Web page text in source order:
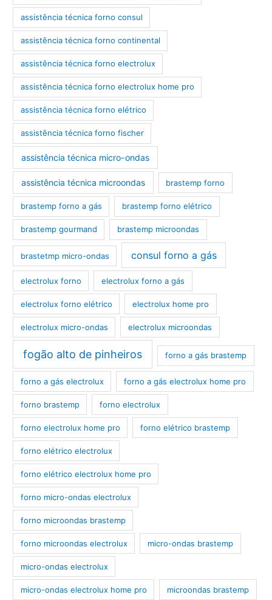
assistência técnica forno consul
assistência técnica forno continental
assistência técnica forno electrolux
assistência técnica forno electrolux home pro
assistência técnica forno elétrico
assistência técnica forno fischer
assistência técnica micro-ondas
assistência técnica microondas brastemp forno
brastemp forno a gás brastemp forno elétrico
brastemp gourmand brastemp microondas
brastetmp micro-ondas consul forno a gás
electrolux forno electrolux forno a gás
electrolux forno elétrico electrolux home pro
electrolux micro-ondas electrolux microondas
fogão alto de pinheiros forno a gás brastemp
forno a gás electrolux forno a gás electrolux home pro
forno brastemp forno electrolux
forno electrolux home pro forno elétrico brastemp
forno elétrico electrolux
forno elétrico electrolux home pro
forno micro-ondas electrolux
forno microondas brastemp
forno microondas electrolux micro-ondas brastemp
micro-ondas electrolux
micro-ondas electrolux home pro microondas brastemp